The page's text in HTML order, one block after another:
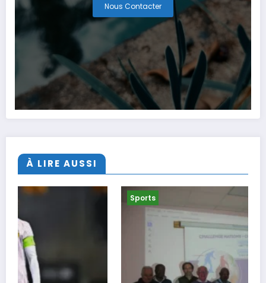
Nous Contacter
À LIRE AUSSI